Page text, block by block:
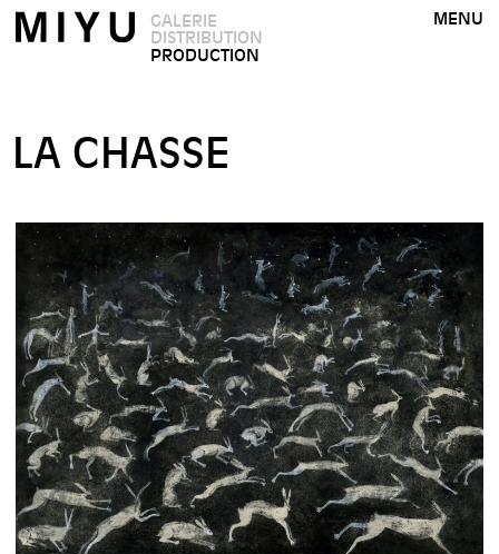
GALERIE
DISTRIBUTION
PRODUCTION
MENU
LA CHASSE